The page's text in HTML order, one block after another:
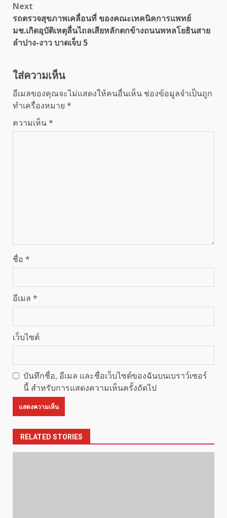
Next
รถตรวจสุขภาพเคลื่อนที่ ของคณะเทคนิคการแพทย์
มช.เกิดอุบัติเหตุลื่นไถลเสียหลักตกข้างถนนพหลโยธินสาย
ลำปาง-งาว บาดเจ็บ 5
ใส่ความเห็น
อีเมลของคุณจะไม่แสดงให้คนอื่นเห็น ช่องข้อมูลจำเป็นถูก
ทำเครื่องหมาย *
ความเห็น*
ชื่อ *
อีเมล *
เว็บไซต์
บันทึกชื่อ, อีเมล และชื่อเว็บไซต์ของฉันบนเบราว์เซอร์
นี้ สำหรับการแสดงความเห็นครั้งถัดไป
RELATED STORIES